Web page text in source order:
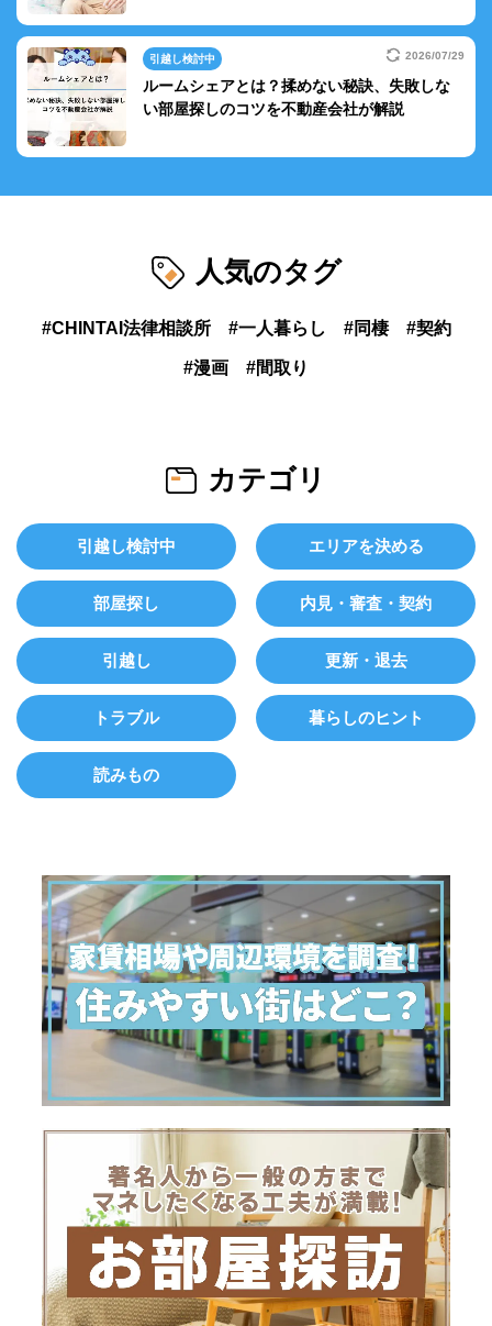
引越し検討中 2026/07/29
ルームシェアとは？揉めない秘訣、失敗しな
い部屋探しのコツを不動産会社が解説
人気のタグ
CHINTAI法律相談所 一人暮らし 同棲 契約
漫画 間取り
カテゴリ
引越し検討中 エリアを決める
部屋探し 内見・審査・契約
引越し 更新・退去
トラブル 暮らしのヒント
読みもの